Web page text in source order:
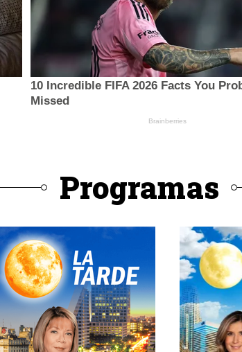
Programas